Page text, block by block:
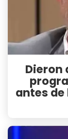
Dieron
antes de